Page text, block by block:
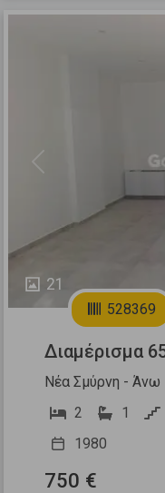
21
Previous
528369
Διαμέρισμα
Νέα Σμύρνη - Άνω
2
1
1980
750 €